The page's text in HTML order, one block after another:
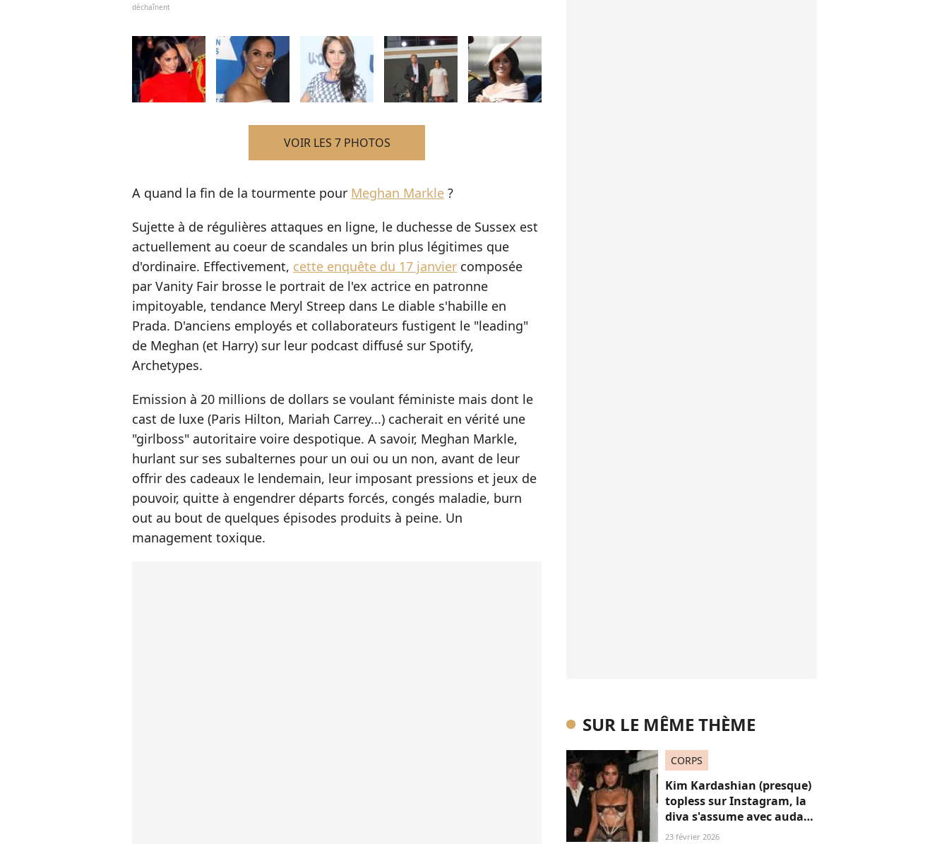
déchaînent
VOIR LES 7 PHOTOS
A quand la fin de la tourmente pour Meghan Markle ?
Sujette à de régulières attaques en ligne, le duchesse de Sussex est
actuellement au coeur de scandales un brin plus légitimes que
d'ordinaire. Effectivement, cette enquête du 17 janvier composée
par Vanity Fair brosse le portrait de l'ex actrice en patronne
impitoyable, tendance Meryl Streep dans Le diable s'habille en
Prada. D'anciens employés et collaborateurs fustigent le "leading"
de Meghan (et Harry) sur leur podcast diffusé sur Spotify,
Archetypes.
Emission à 20 millions de dollars se voulant féministe mais dont le
cast de luxe (Paris Hilton, Mariah Carrey...) cacherait en vérité une
"girlboss" autoritaire voire despotique. A savoir, Meghan Markle,
hurlant sur ses subalternes pour un oui ou un non, avant de leur
offrir des cadeaux le lendemain, leur imposant pressions et jeux de
pouvoir, quitte à engendrer départs forcés, congés maladie, burn
out au bout de quelques épisodes produits à peine. Un
management toxique.
SUR LE MÊME THÈME
CORPS
Kim Kardashian (presque)
topless sur Instagram, la
diva s'assume avec audace
à plus de 40 ans
23 février 2026